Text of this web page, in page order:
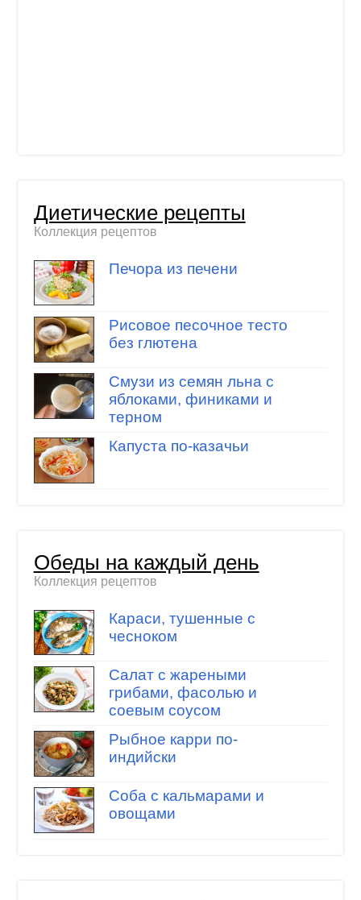
Диетические рецепты
Коллекция рецептов
Печора из печени
Рисовое песочное тесто
без глютена
Смузи из семян льна с
яблоками, финиками и
терном
Капуста по-казачьи
Обеды на каждый день
Коллекция рецептов
Караси, тушенные с
чесноком
Салат с жареными
грибами, фасолью и
соевым соусом
Рыбное карри по-
индийски
Соба с кальмарами и
овощами